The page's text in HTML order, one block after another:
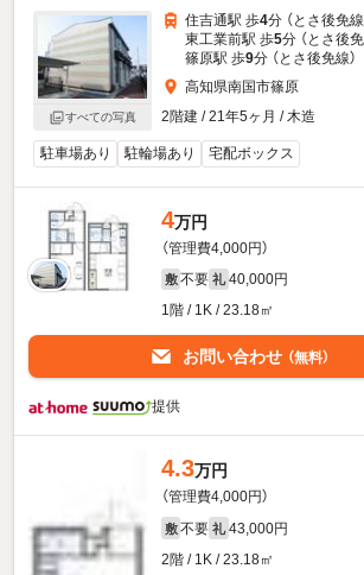
すべての写真
住吉通駅 歩4分 （とさ後免線
東工業前駅 歩5分 （とさ後免
篠原駅 歩9分 （とさ後免線）
高知県南国市篠原
2階建 / 21年5ヶ月 / 木造
駐車場あり 駐輪場あり 宅配ボックス
4万円
（管理費4,000円）
敷 不要 礼 40,000円
1階 / 1K / 23.18㎡
お問い合わせ （無料）
提供
4.3万円
（管理費4,000円）
敷 不要 礼 43,000円
2階 / 1K / 23.18㎡